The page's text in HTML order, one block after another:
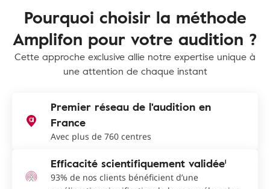
Pourquoi choisir la méthode
Amplifon pour votre audition ?
Cette approche exclusive allie notre expertise unique à
une attention de chaque instant
Premier réseau de l'audition en
France
Avec plus de 760 centres
Efficacité scientifiquement validée¹
93% de nos clients bénéficient d’une